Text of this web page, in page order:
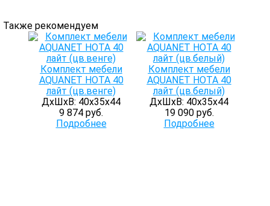
Также рекомендуем
Комплект мебели
AQUANET НОТА 40
лайт (цв.венге)
ДхШхВ: 40х35х44
9 874 руб.
Подробнее
Комплект мебели
AQUANET НОТА 40
лайт (цв.белый)
ДхШхВ: 40х35х44
19 090 руб.
Подробнее